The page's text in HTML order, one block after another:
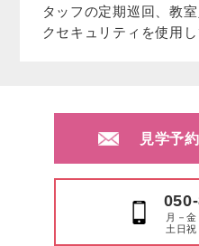
タッフの定期巡回、教
クセキュリティを使用し
見学予
月－
土日